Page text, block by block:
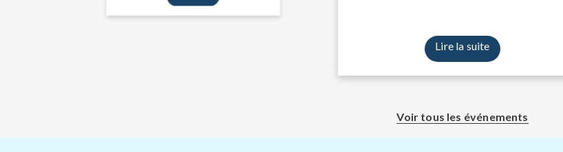
Lire la suite
Voir tous les événements